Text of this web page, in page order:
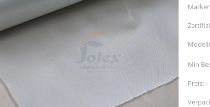
Min
Preis: